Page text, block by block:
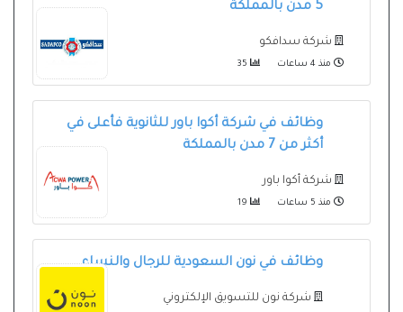
5 مدن بالمملكة
شركة سدافكو
منذ 4 ساعات
وظائف في شركة أكوا باور للثانوية فأعلى في
أكثر من 7 مدن بالمملكة
شركة أكوا باور
منذ 5 ساعات
وظائف في نون السعودية للرجال والنساء
شركة نون للتسويق الإلكتروني